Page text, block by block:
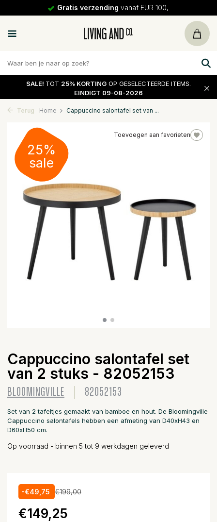
Gratis verzending vanaf EUR 100,-
SALE! TOT 25% KORTING OP GESELECTEERDE ITEMS.
EINDIGT 09-08-2026
Terug Home Cappuccino salontafel set van ...
Toevoegen aan favorieten
25%
sale
Cappuccino salontafel set
van 2 stuks - 82052153
BLOOMINGVILLE 82052153
Set van 2 tafeltjes gemaakt van bamboe en hout. De Bloomingville
Cappuccino salontafels hebben een afmeting van D40xH43 en
D60xH50 cm.
Op voorraad - binnen 5 tot 9 werkdagen geleverd
-€49,75 €199,00
€149,25